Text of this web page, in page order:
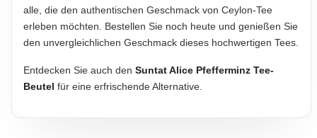
alle, die den authentischen Geschmack von Ceylon-Tee
erleben möchten. Bestellen Sie noch heute und genießen Sie
den unvergleichlichen Geschmack dieses hochwertigen Tees.
Entdecken Sie auch den Suntat Alice Pfefferminz Tee-
Beutel für eine erfrischende Alternative.